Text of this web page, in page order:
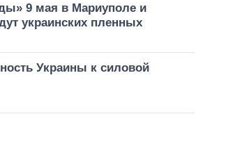
9 мая в Мариуполе и
украинских пленных
Украины к силовой